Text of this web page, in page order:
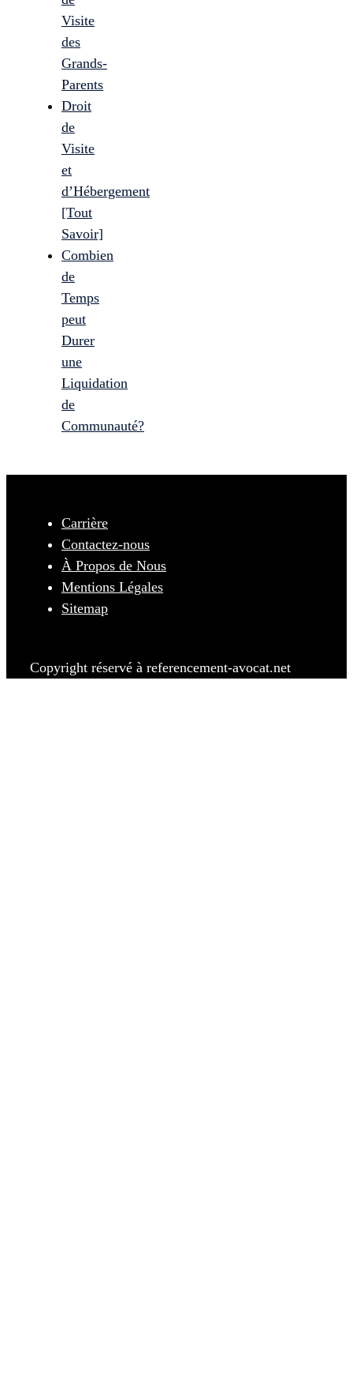
Visite
des
Grands-
Parents
Droit
de
Visite
et
d’Hébergement
[Tout
Savoir]
Combien
de
Temps
peut
Durer
une
Liquidation
de
Communauté?
Carrière
Contactez-nous
À Propos de Nous
Mentions Légales
Sitemap
Copyright réservé à referencement-avocat.net